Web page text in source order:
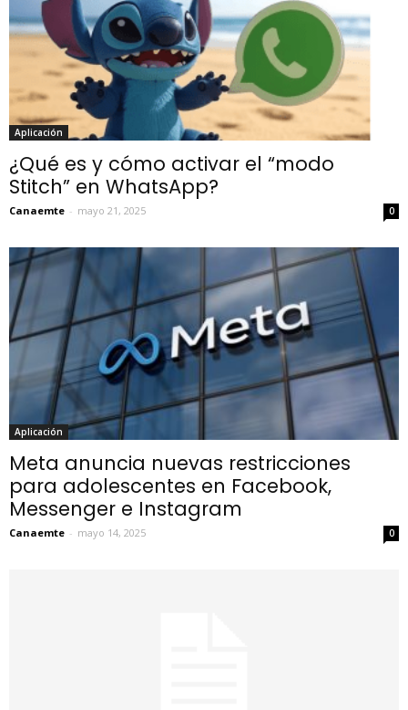
Aplicación
¿Qué es y cómo activar el “modo
Stitch” en WhatsApp?
Canaemte - mayo 21, 2025 0
Aplicación
Meta anuncia nuevas restricciones
para adolescentes en Facebook,
Messenger e Instagram
Canaemte - mayo 14, 2025 0